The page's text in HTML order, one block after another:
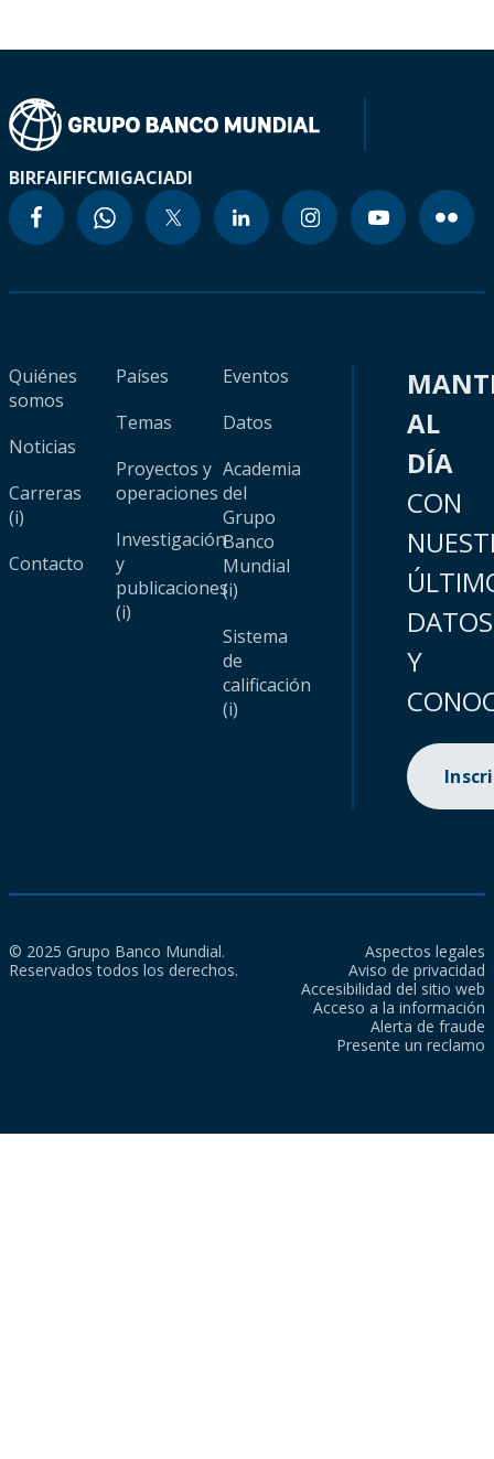
BIRFAIFIFCMIGACIADI
Quiénes
somos
Noticias
Carreras
(i)
Contacto
Países
Temas
Proyectos y
operaciones
Investigación
y
publicaciones
(i)
Eventos
Datos
Academia
del
Grupo
Banco
Mundial
(i)
Sistema
de
calificación
(i)
AL
DÍA
CON
DATOS
Y
© 2025 Grupo Banco Mundial.
Reservados todos los derechos.
Aspectos legales
Aviso de privacidad
Accesibilidad del sitio web
Acceso a la información
Alerta de fraude
Presente un reclamo